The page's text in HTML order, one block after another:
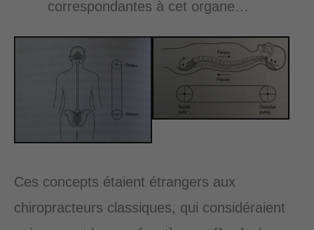
correspondantes à cet organe…
Ces concepts étaient étrangers aux
chiropracteurs classiques, qui considéraient